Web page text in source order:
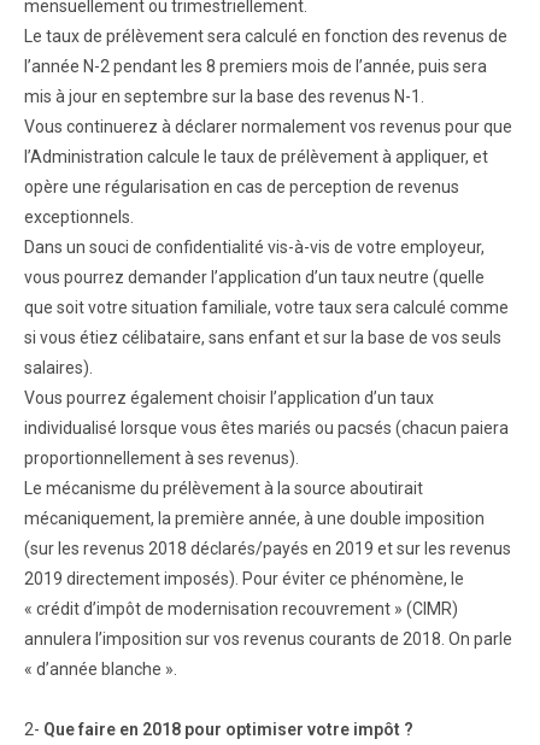
mensuellement ou trimestriellement.
Le taux de prélèvement sera calculé en fonction des revenus de
l’année N-2 pendant les 8 premiers mois de l’année, puis sera
mis à jour en septembre sur la base des revenus N-1.
Vous continuerez à déclarer normalement vos revenus pour que
l’Administration calcule le taux de prélèvement à appliquer, et
opère une régularisation en cas de perception de revenus
exceptionnels.
Dans un souci de confidentialité vis-à-vis de votre employeur,
vous pourrez demander l’application d’un taux neutre (quelle
que soit votre situation familiale, votre taux sera calculé comme
si vous étiez célibataire, sans enfant et sur la base de vos seuls
salaires).
Vous pourrez également choisir l’application d’un taux
individualisé lorsque vous êtes mariés ou pacsés (chacun paiera
proportionnellement à ses revenus).
Le mécanisme du prélèvement à la source aboutirait
mécaniquement, la première année, à une double imposition
(sur les revenus 2018 déclarés/payés en 2019 et sur les revenus
2019 directement imposés). Pour éviter ce phénomène, le
« crédit d’impôt de modernisation recouvrement » (CIMR)
annulera l’imposition sur vos revenus courants de 2018. On parle
« d’année blanche ».
2- Que faire en 2018 pour optimiser votre impôt ?